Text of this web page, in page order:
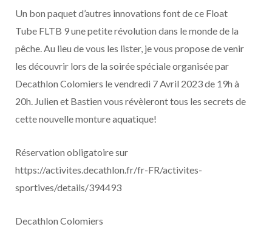
Un bon paquet d’autres innovations font de ce Float
Tube FLTB 9 une petite révolution dans le monde de la
pêche. Au lieu de vous les lister, je vous propose de venir
les découvrir lors de la soirée spéciale organisée par
Decathlon Colomiers le vendredi 7 Avril 2023 de 19h à
20h. Julien et Bastien vous révèleront tous les secrets de
cette nouvelle monture aquatique!
Réservation obligatoire sur
https://activites.decathlon.fr/fr-FR/activites-
sportives/details/394493
Decathlon Colomiers